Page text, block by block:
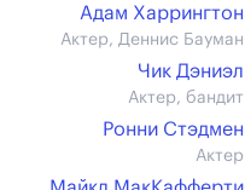
Адам Харрингтон
Актер, Деннис Бауман
Чик Дэниэл
Актер, бандит
Ронни Стэдмен
Актер